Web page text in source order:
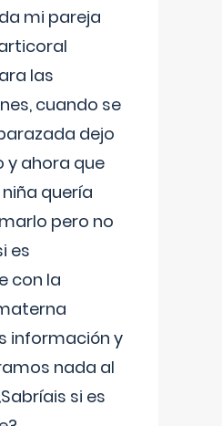
mi pareja
las
cuando se
dejo
y ahora que
quería
pero no
es
con la
información y
nada al
si es